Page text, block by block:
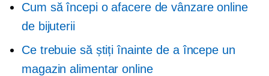
Cum să începi o afacere de vânzare online
de bijuterii
Ce trebuie să știți înainte de a începe un
magazin alimentar online